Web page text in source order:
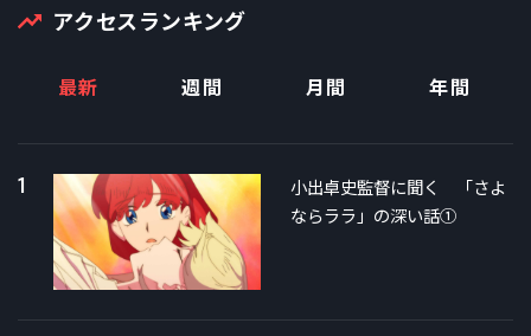
アクセスランキング
最新 週間 月間 年間
1
小出卓史監督に聞く 「さよ
ならララ」の深い話①